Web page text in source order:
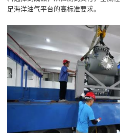
足海洋油气平台的高标准要求。